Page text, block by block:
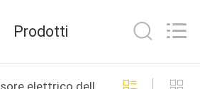
53
Prodotti
elettrico dell'aroma